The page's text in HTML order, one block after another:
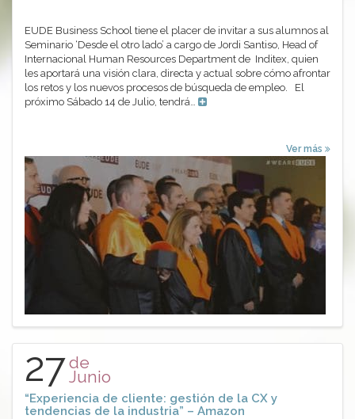
EUDE Business School tiene el placer de invitar a sus alumnos al
Seminario ‘Desde el otro lado’ a cargo de Jordi Santiso, Head of
Internacional Human Resources Department de Inditex, quien
les aportará una visión clara, directa y actual sobre cómo afrontar
los retos y los nuevos procesos de búsqueda de empleo. El
próximo Sábado 14 de Julio, tendrá…
Ver más
27de
Junio
“Experiencia de cliente: gestión de la CX y
tendencias de la industria” – Amazon